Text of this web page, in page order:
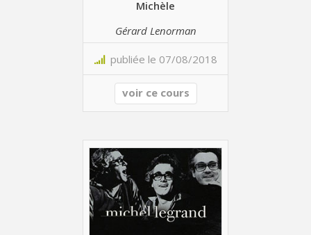
Michèle
Gérard Lenorman
publiée le 07/08/2018
voir ce cours